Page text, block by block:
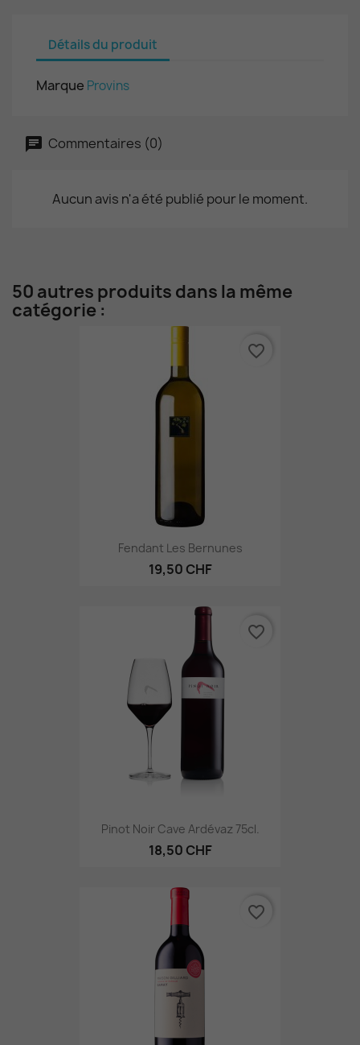
Détails du produit
Marque Provins
Commentaires (0)
Aucun avis n'a été publié pour le moment.
50 autres produits dans la même
catégorie :
Fendant Les Bernunes
19,50 CHF
favorite_border
Pinot Noir Cave Ardévaz 75cl.
18,50 CHF
favorite_border
favorite_border